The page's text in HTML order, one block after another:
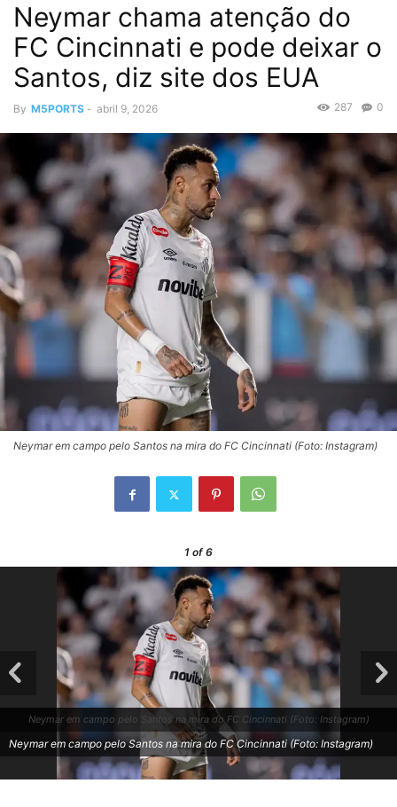
Neymar chama atenção do
FC Cincinnati e pode deixar o
Santos, diz site dos EUA
By M5PORTS - abril 9, 2026 0
287
Neymar em campo pelo Santos na mira do FC Cincinnati (Foto: Instagram)
1 of 6
Neymar em campo pelo Santos na mira do FC Cincinnati (Foto: Instagram)
Neymar em campo pelo Santos na mira do FC Cincinnati (Foto: Instagram)